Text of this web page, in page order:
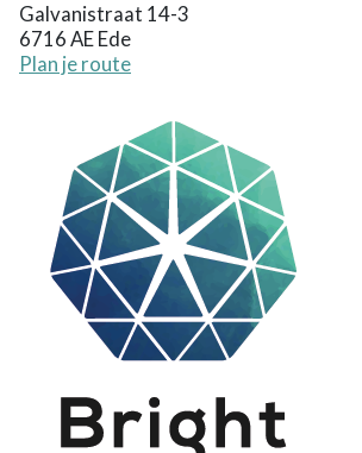
Galvanistraat 14-3
6716 AE Ede
Plan je route